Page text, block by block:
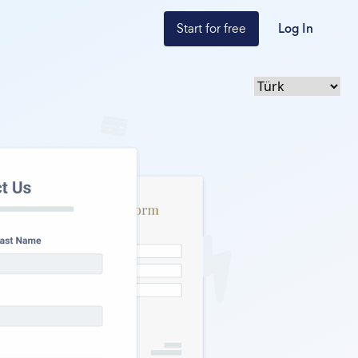
Start for free Log In